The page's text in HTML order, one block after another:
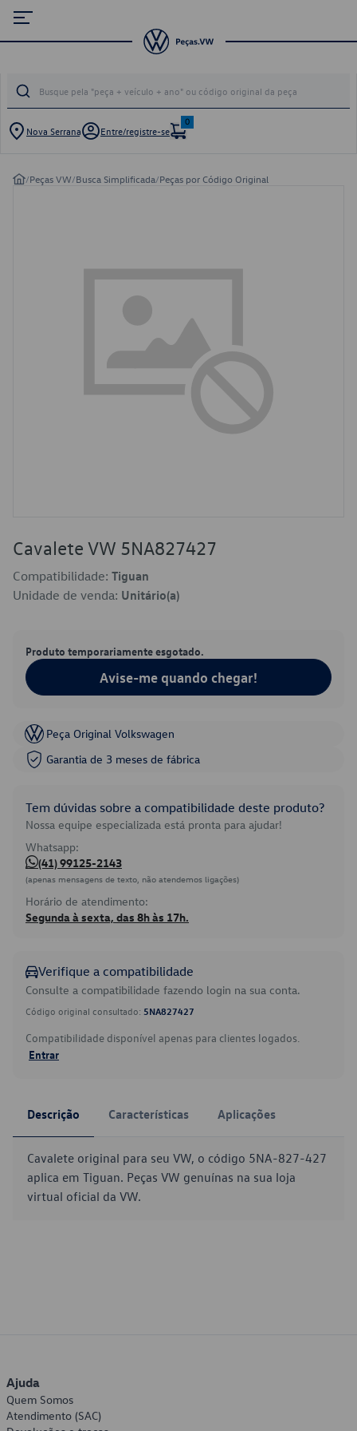
Nova Serrana Entre/registre-se
0
/Peças VW/Busca Simplificada/Peças por Código Original
Cavalete VW 5NA827427
Compatibilidade: Tiguan
Unidade de venda: Unitário(a)
Produto temporariamente esgotado.
Avise-me quando chegar!
Peça Original Volkswagen
Garantia de 3 meses de fábrica
Tem dúvidas sobre a compatibilidade deste produto?
Nossa equipe especializada está pronta para ajudar!
Whatsapp:
(41) 99125-2143
(apenas mensagens de texto, não atendemos ligações)
Horário de atendimento:
Segunda à sexta, das 8h às 17h.
Verifique a compatibilidade
Consulte a compatibilidade fazendo login na sua conta.
Código original consultado: 5NA827427
Compatibilidade disponível apenas para clientes logados.
Entrar
Descrição Características Aplicações
Cavalete original para seu VW, o código 5NA-827-427
aplica em Tiguan. Peças VW genuínas na sua loja
virtual oficial da VW.
Ajuda
Quem Somos
Atendimento (SAC)